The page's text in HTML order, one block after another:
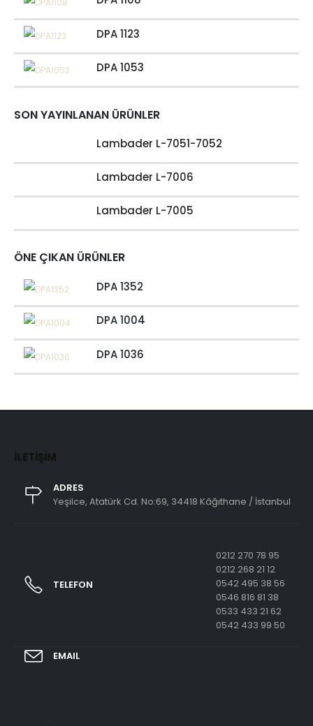
DPA 1123
DPA 1053
SON YAYINLANAN ÜRÜNLER
Lambader L-7051-7052
Lambader L-7006
Lambader L-7005
ÖNE ÇIKAN ÜRÜNLER
DPA 1352
DPA 1004
DPA 1036
İLETIŞIM
ADRES
Yeşilce, Atatürk Cd. No:69, 34418 Kâğıthane / İstanbul
TELEFON
0212 270 78 95
0212 268 21 12
0542 495 38 56
0546 816 81 38
0533 433 21 62
0542 433 99 50
EMAIL